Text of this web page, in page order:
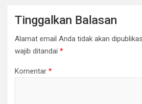
Tinggalkan Balasan
Alamat email Anda tidak akan
wajib ditandai *
Komentar *